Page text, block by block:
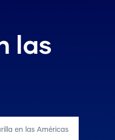
las
en las Américas